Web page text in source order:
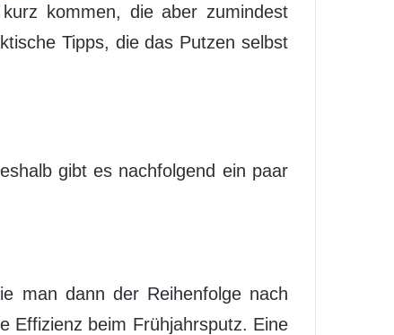
kommen, die aber zumindest
Tipps, die das Putzen selbst
gibt es nachfolgend ein paar
man dann der Reihenfolge nach
Effizienz beim Frühjahrsputz. Eine